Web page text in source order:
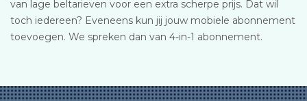
van lage beltarieven voor een extra scherpe prijs. Dat wil
toch iedereen? Eveneens kun jij jouw mobiele abonnement
toevoegen. We spreken dan van 4-in-1 abonnement.